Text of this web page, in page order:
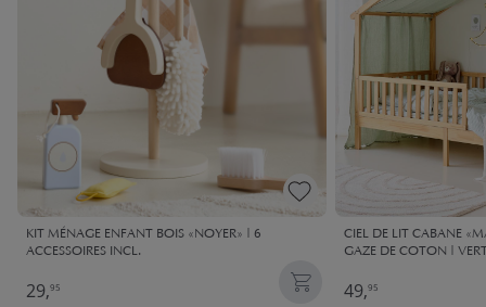
KIT MÉNAGE ENFANT BOIS «NOYER» | 6
ACCESSOIRES INCL.
29,95
CIEL DE LIT CABANE
GAZE DE COTON |
49,95